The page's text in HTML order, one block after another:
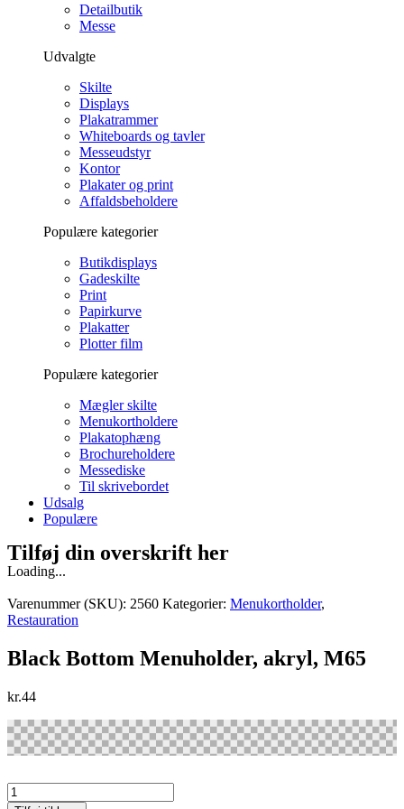
Detailbutik
Messe
Udvalgte
Skilte
Displays
Plakatrammer
Whiteboards og tavler
Messeudstyr
Kontor
Plakater og print
Affaldsbeholdere
Populære kategorier
Butikdisplays
Gadeskilte
Print
Papirkurve
Plakatter
Plotter film
Populære kategorier
Mægler skilte
Menukortholdere
Plakatophæng
Brochureholdere
Messediske
Til skrivebordet
Udsalg
Populære
Tilføj din overskrift her
Loading...
Varenummer (SKU): 2560 Kategorier: Menukortholder,
Restauration
Black Bottom Menuholder, akryl, M65
kr.44
Black
Bottom